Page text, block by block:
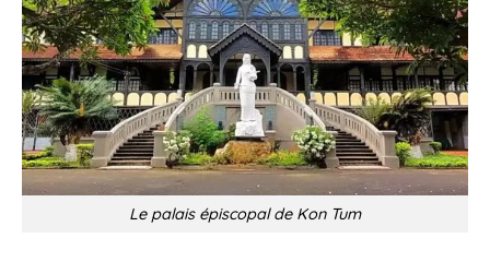
Le palais épiscopal de Kon Tum